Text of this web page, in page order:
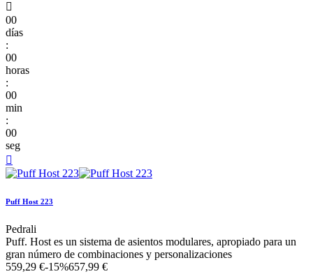

00
días
:
00
horas
:
00
min
:
00
seg

Puff Host 223
Pedrali
Puff. Host es un sistema de asientos modulares, apropiado para un
gran número de combinaciones y personalizaciones
559,29 €-15%657,99 €